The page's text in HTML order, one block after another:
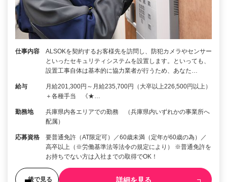
仕事内容
ALSOKを契約するお客様先を訪問し、防犯カメラやセンサー
といったセキュリティシステムを設置します。といっても、
設置工事自体は基本的に協力業者が行うため、あなた…
給与
月給201,300円～月給235,700円（大卒以上226,500円以上）
＋各種手当 《★…
勤務地
兵庫県内各エリアでの勤務 （兵庫県内いずれかの事業所へ
配属）
応募資格
要普通免許（AT限定可）／60歳未満（定年が60歳の為）／
高卒以上（※労働基準法等法令の規定により） ※普通免許を
お持ちでない方は入社までの取得でOK！
後で見る 詳細を見る